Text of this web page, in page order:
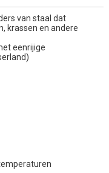
van staal dat
krassen en andere
eenrijige